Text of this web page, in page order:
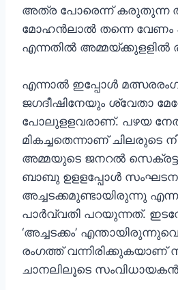
അത്ര പോരെന്ന് കരുതുന്ന
മോഹൻലാൽ തന്നെ വേണം
എന്നതിൽ അമ്മയ്ക്കുളളിൽ
എന്നാൽ ഇപ്പോൾ
ജഗദീഷിനേയും ശ്വേതാ
പോലുളളവരാണ്. പഴയ
മികച്ചതെന്നാണ് ചിലരുടെ
അമ്മയുടെ ജനറൽ
ബാബു ഉളളപ്പോൾ
അച്ചടക്കമുണ്ടായിരുന്നു
പാർവ്വതി പറയുന്നത്.
‘അച്ചടക്കം’
രംഗത്ത്
ചാനലിലൂടെ